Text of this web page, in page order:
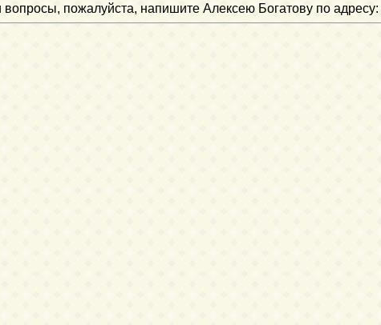
вопросы, пожалуйста, напишите Алексею Богатову по адресу: